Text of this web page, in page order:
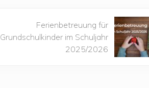
Ferienbetreuung für
Grundschulkinder im Schuljahr
2025/2026